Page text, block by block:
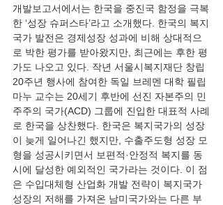
개발보고서에서는 한국을 중진국 함정을 극복
한 ‘성장 슈퍼스타’라고 소개했다. 한국의 복지
국가 발전은 경제성장 성과에 비해 상대적으
로 박한 평가를 받아왔지만, 최근에는 후한 평
가도 나오고 있다. 작년 서울시복지재단 창립
20주년 행사에 참여한 독일 브레멘 대학 필립
마누 교수는 20세기 후반에 선진 자본주의 민
주주의 국가(ACD) 그룹에 진입한 대표적 사례
로 한국을 상찬했다. 한국은 복지국가의 성장
이 늦게 일어나긴 했지만, 수출주도형 성장 모
형을 성공시키면서 보편적·안정적 복지를 동
시에 달성한 예외적인 국가라는 것이다. 이 점
은 수입대체형 산업화 개발 전략이 복지국가
성장의 저해를 가져온 남미국가와는 다른 부